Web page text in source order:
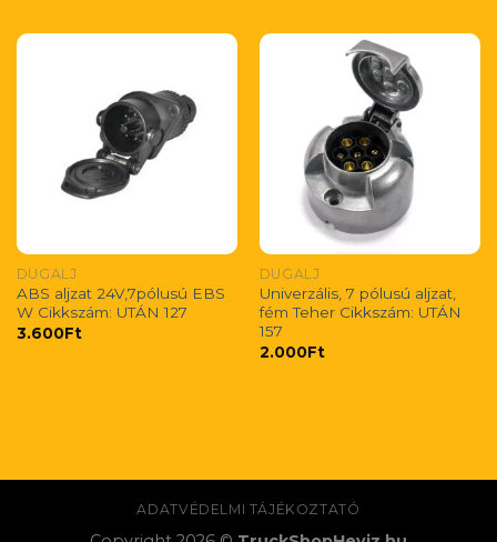
DUGALJ
ABS aljzat 24V,7pólusú EBS
W Cikkszám: UTÁN 127
3.600Ft
DUGALJ
Univerzális, 7 pólusú aljzat,
fém Teher Cikkszám: UTÁN
157
2.000Ft
ADATVÉDELMI TÁJÉKOZTATÓ